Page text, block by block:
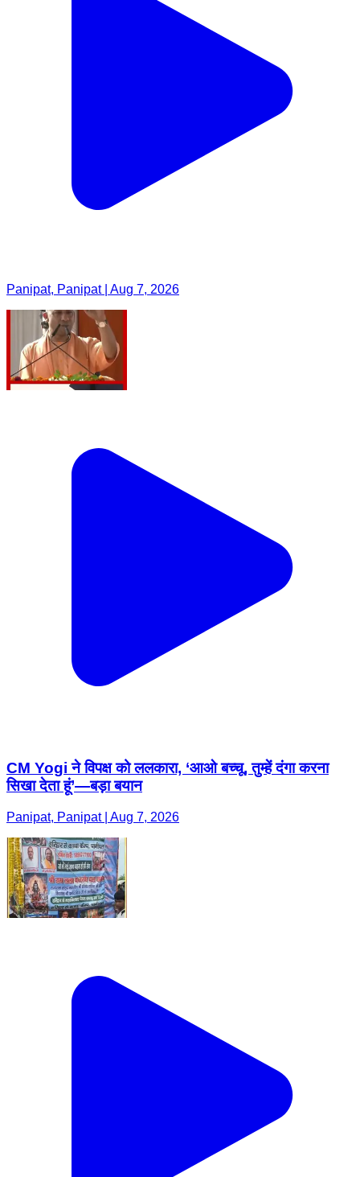
Panipat, Panipat | Aug 7, 2026
CM Yogi ने विपक्ष को ललकारा, ‘आओ बच्चू, तुम्हें दंगा करना
सिखा देता हूं’—बड़ा बयान
Panipat, Panipat | Aug 7, 2026